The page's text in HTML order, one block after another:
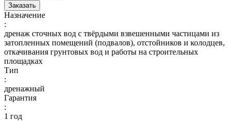
Заказать
Назначение
:
дренаж сточных вод с твёрдыми взвешенными частицами из
затопленных помещений (подвалов), отстойников и колодцев,
откачивания грунтовых вод и работы на строительных
площадках
Тип
:
дренажный
Гарантия
:
1 год